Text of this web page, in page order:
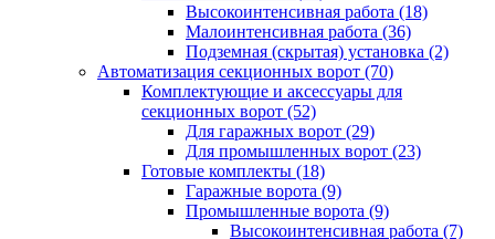
Высокоинтенсивная работа (18)
Малоинтенсивная работа (36)
Подземная (скрытая) установка (2)
Автоматизация секционных ворот (70)
Комплектующие и аксессуары для
секционных ворот (52)
Для гаражных ворот (29)
Для промышленных ворот (23)
Готовые комплекты (18)
Гаражные ворота (9)
Промышленные ворота (9)
Высокоинтенсивная работа (7)